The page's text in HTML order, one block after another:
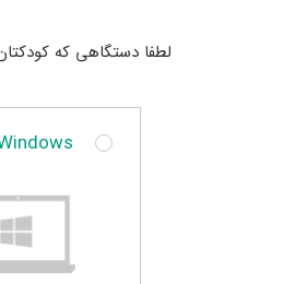
لطفا دستگاهی که